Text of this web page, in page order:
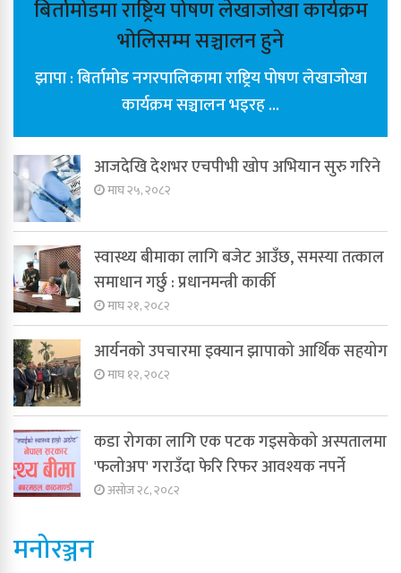
बिर्तामोडमा राष्ट्रिय पोषण लेखाजोखा कार्यक्रम
भोलिसम्म सञ्चालन हुने
झापा : बिर्तामोड नगरपालिकामा राष्ट्रिय पोषण लेखाजोखा
कार्यक्रम सञ्चालन भइरह ...
आजदेखि देशभर एचपीभी खोप अभियान सुरु गरिने
माघ २५, २०८२
स्वास्थ्य बीमाका लागि बजेट आउँछ, समस्या तत्काल
समाधान गर्छु : प्रधानमन्त्री कार्की
माघ २१, २०८२
आर्यनको उपचारमा इक्यान झापाको आर्थिक सहयोग
माघ १२, २०८२
कडा रोगका लागि एक पटक गइसकेको अस्पतालमा
'फलोअप' गराउँदा फेरि रिफर आवश्यक नपर्ने
असोज २८, २०८२
मनोरञ्जन